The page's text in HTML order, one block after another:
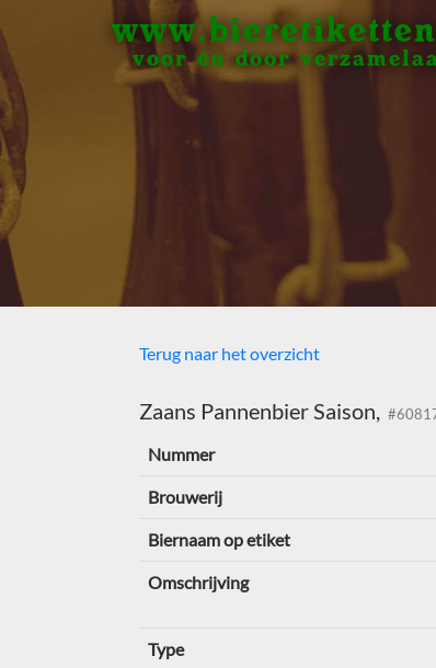
voor én door
Terug naar het overzicht
Zaans Pannenbier Saison,
Nummer
Brouwerij
Biernaam op etiket
Omschrijving
Type